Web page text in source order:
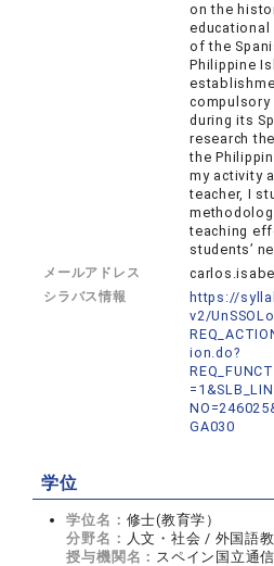
on the
of the
Philippine
compulsory
during its
research
the
my activity
teacher, I
teaching
students’
メールアドレス
シラバス情報
https://
v2/
ion.do?
GA030
学位
学位名： 修士(教育学）
分野名： 人文・社会 / 外国語
授与機関名： スペイン国立通